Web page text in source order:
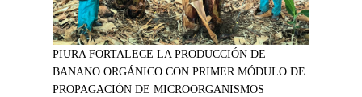
PIURA FORTALECE LA PRODUCCIÓN DE
BANANO ORGÁNICO CON PRIMER MÓDULO DE
PROPAGACIÓN DE MICROORGANISMOS